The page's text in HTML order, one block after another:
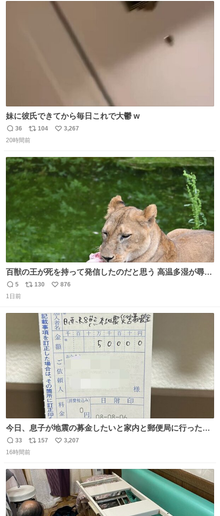
数
妹に彼氏できてから毎日これで大鬱 w
返
信
36
リ
ポ
ト
数
104
い
数
3,267
20時間前
百獣の王が死を持って発信したのだと思う 高温多湿が尋常
でない日本の夏 どうか早急に飼育の環境を見直して 動物の
命を護ってください…と 治療中のライオンが助かりますよ
動物公園にて 残念ながら個体の識別は出来ません
返
信
5
リ
130
い
数
876
1日前
今日、息子が地震の募金したいと家内と郵便局に行ったみ
たいです。おもちゃとか買う選択肢もあったと思うけど、
自分で貯めてた2万円を役に立てて欲しい、みんなも元気
かできたらなぁと思いました。
返
信
33
リ
ポ
ト
数
157
い
数
3,207
16時間前